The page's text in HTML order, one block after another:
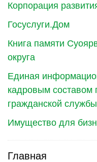
Корпорация
Госуслуги.Дом
Книга памяти
округа
Единая
кадровым составом
гражданской
Имущество для
Главная